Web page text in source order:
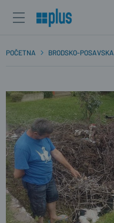
POČETNA BRODSKO-POSAVSKA